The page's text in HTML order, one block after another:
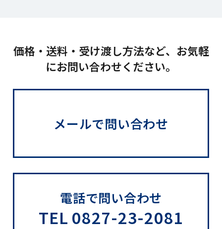
価格・送料・受け渡し方法など、お気軽
にお問い合わせください。
メールで問い合わせ
電話で問い合わせ
TEL 0827-23-2081